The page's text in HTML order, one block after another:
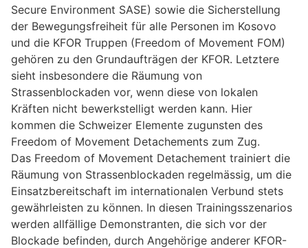
Secure Environment SASE) sowie die Sicherstellung
der Bewegungsfreiheit für alle Personen im Kosovo
und die KFOR Truppen (Freedom of Movement FOM)
gehören zu den Grundaufträgen der KFOR. Letztere
sieht insbesondere die Räumung von
Strassenblockaden vor, wenn diese von lokalen
Kräften nicht bewerkstelligt werden kann. Hier
kommen die Schweizer Elemente zugunsten des
Freedom of Movement Detachements zum Zug.
Das Freedom of Movement Detachement trainiert die
Räumung von Strassenblockaden regelmässig, um die
Einsatzbereitschaft im internationalen Verbund stets
gewährleisten zu können. In diesen Trainingsszenarios
werden allfällige Demonstranten, die sich vor der
Blockade befinden, durch Angehörige anderer KFOR-